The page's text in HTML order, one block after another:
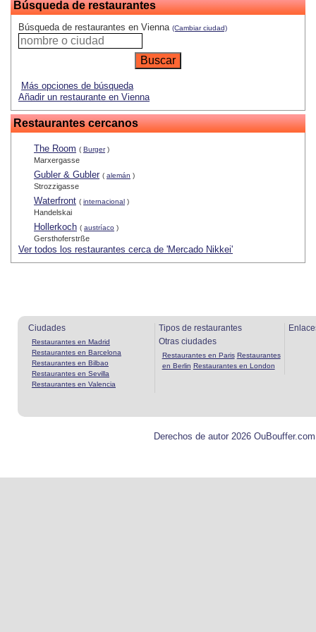
Búsqueda de restaurantes
Búsqueda de restaurantes en Vienna (Cambiar ciudad)
Más opciones de búsqueda
Añadir un restaurante en Vienna
Restaurantes cercanos
The Room ( Burger)
Marxergasse
Gubler & Gubler ( alemán )
Strozzigasse
Waterfront ( internacional )
Handelskai
Hollerkoch ( austríaco )
Gersthoferstrße
Ver todos los restaurantes cerca de 'Mercado Nikkei'
Ciudades
Restaurantes en Madrid
Restaurantes en Barcelona
Restaurantes en Bilbao
Restaurantes en Sevilla
Restaurantes en Valencia
Tipos de restaurantes
Otras ciudades
Restaurantes en Paris Restaurantes
en Berlin Restaurantes en London
Derechos de autor 2026